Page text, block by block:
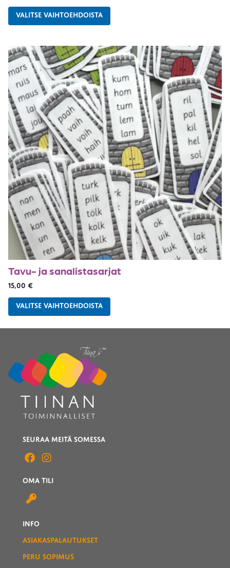
VALITSE VAIHTOEHDOISTA
Tavu- ja sanalistasarjat
15,00 €
VALITSE VAIHTOEHDOISTA
SEURAA MEITÄ SOMESSA
OMA TILI
INFO
ASIAKASPALAUTUKSET
PERU SOPIMUS